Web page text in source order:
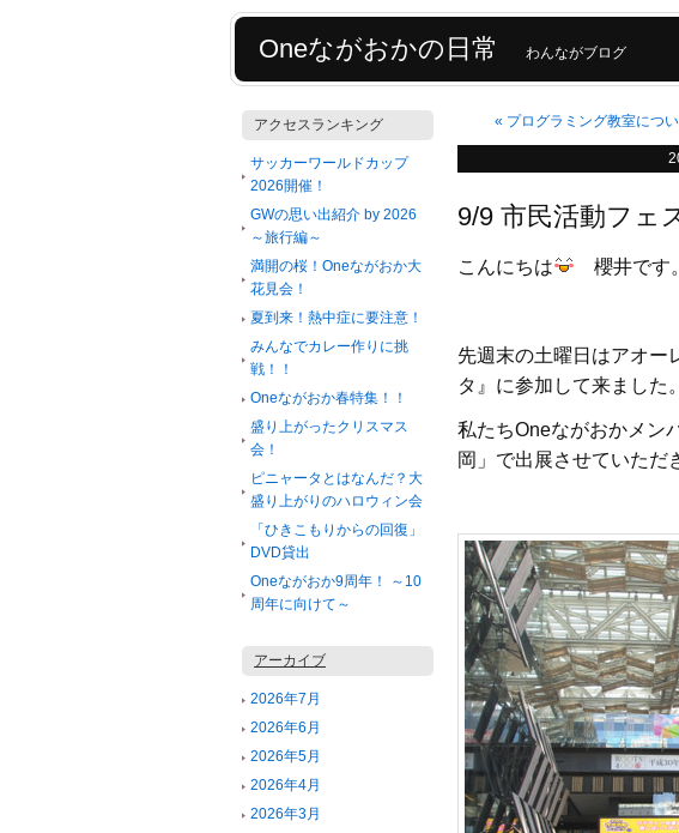
Oneながおかの日常 わんながブログ
アクセスランキング
サッカーワールドカップ
2026開催！
GWの思い出紹介 by 2026
～旅行編～
満開の桜！Oneながおか大
花見会！
夏到来！熱中症に要注意！
みんなでカレー作りに挑
戦！！
Oneながおか春特集！！
盛り上がったクリスマス
会！
ピニャータとはなんだ？大
盛り上がりのハロウィン会
「ひきこもりからの回復」
DVD貸出
Oneながおか9周年！ ～10
周年に向けて～
アーカイブ
2026年7月
2026年6月
2026年5月
2026年4月
2026年3月
« プログラミング教室につ
9/9 市民活動フェ
こんにちは 櫻井です。
先週末の土曜日はアオー
タ』に参加して来ました。
私たちOneながおかメン
岡」で出展させていただ